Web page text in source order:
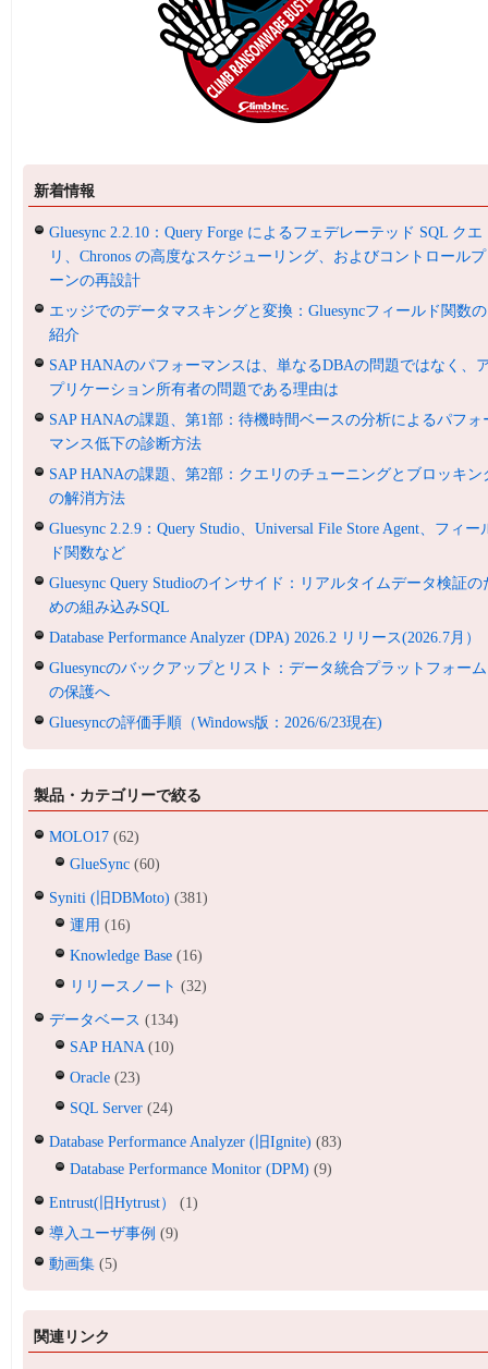
新着情報
Gluesync 2.2.10：Query Forge によるフェデレーテッド SQL クエ
リ、Chronos の高度なスケジューリング、およびコントロール
ーンの再設計
エッジでのデータマスキングと変換：Gluesyncフィールド関数の
紹介
SAP HANAのパフォーマンスは、単なるDBAの問題ではなく、
プリケーション所有者の問題である理由は
SAP HANAの課題、第1部：待機時間ベースの分析によるパフォ
マンス低下の診断方法
SAP HANAの課題、第2部：クエリのチューニングとブロッキン
の解消方法
Gluesync 2.2.9：Query Studio、Universal File Store Agent、フィー
ド関数など
Gluesync Query Studioのインサイド：リアルタイムデータ検証の
めの組み込みSQL
Database Performance Analyzer (DPA) 2026.2 リリース(2026.7月）
Gluesyncのバックアップとリスト：データ統合プラットフォーム
の保護へ
Gluesyncの評価手順（Windows版：2026/6/23現在)
製品・カテゴリーで絞る
MOLO17 (62)
GlueSync (60)
Syniti (旧DBMoto) (381)
運用 (16)
Knowledge Base (16)
リリースノート (32)
データベース (134)
SAP HANA(10)
Oracle (23)
SQL Server (24)
Database Performance Analyzer (旧Ignite) (83)
Database Performance Monitor (DPM) (9)
Entrust(旧Hytrust）
(1)
導入ユーザ事例 (9)
動画集 (5)
関連リンク